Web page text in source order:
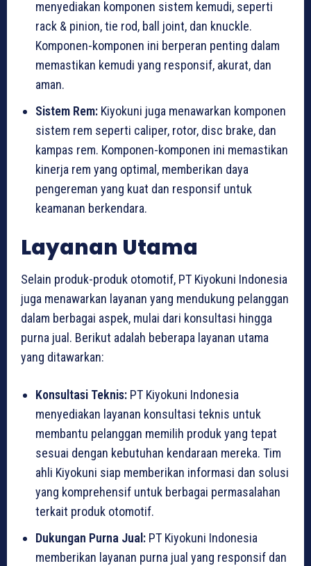
menyediakan komponen sistem kemudi, seperti
rack & pinion, tie rod, ball joint, dan knuckle.
Komponen-komponen ini berperan penting dalam
memastikan kemudi yang responsif, akurat, dan
aman.
Sistem Rem: Kiyokuni juga menawarkan komponen
sistem rem seperti caliper, rotor, disc brake, dan
kampas rem. Komponen-komponen ini memastikan
kinerja rem yang optimal, memberikan daya
pengereman yang kuat dan responsif untuk
keamanan berkendara.
Layanan Utama
Selain produk-produk otomotif, PT Kiyokuni Indonesia
juga menawarkan layanan yang mendukung pelanggan
dalam berbagai aspek, mulai dari konsultasi hingga
purna jual. Berikut adalah beberapa layanan utama
yang ditawarkan:
Konsultasi Teknis: PT Kiyokuni Indonesia
menyediakan layanan konsultasi teknis untuk
membantu pelanggan memilih produk yang tepat
sesuai dengan kebutuhan kendaraan mereka. Tim
ahli Kiyokuni siap memberikan informasi dan solusi
yang komprehensif untuk berbagai permasalahan
terkait produk otomotif.
Dukungan Purna Jual: PT Kiyokuni Indonesia
memberikan layanan purna jual yang responsif dan